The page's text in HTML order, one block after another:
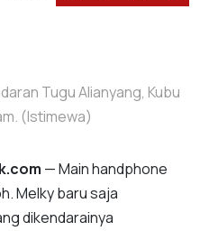
Tugu Alianyang, Kubu
(Istimewa)
— Main handphone
Melky baru saja
dikendarainya